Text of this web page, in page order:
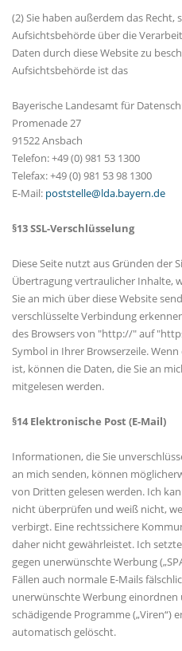
(2) Sie haben außerdem das Recht,
Aufsichtsbehörde über die
Daten durch diese Website zu
Aufsichtsbehörde ist das
Bayerische Landesamt für
Promenade 27
91522 Ansbach
Telefon: +49 (0) 981 53 1300
Telefax: +49 (0) 981 53 98 1300
E-Mail: poststelle@lda.bayern.de
§13 SSL-Verschlüsselung
Diese Seite nutzt aus Gründen der
Übertragung vertraulicher Inhalte,
Sie an mich über diese Website
verschlüsselte Verbindung
des Browsers von "http://" auf
Symbol in Ihrer Browserzeile.
ist, können die Daten, die Sie an
mitgelesen werden.
§14 Elektronische Post (E-Mail)
Informationen, die Sie
an mich senden, können
von Dritten gelesen werden. Ich
nicht überprüfen und weiß nicht,
verbirgt. Eine rechtssichere
daher nicht gewährleistet. Ich
gegen unerwünschte Werbung
Fällen auch normale E-Mails
unerwünschte Werbung einordnen
schädigende Programme („Viren“)
automatisch gelöscht.